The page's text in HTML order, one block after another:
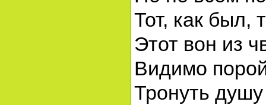
Тот, как был,
Этот вон из
Видимо
Тронуть